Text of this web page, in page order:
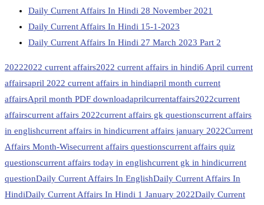
Daily Current Affairs In Hindi 28 November 2021
Daily Current Affairs In Hindi 15-1-2023
Daily Current Affairs In Hindi 27 March 2023 Part 2
20222022 current affairs2022 current affairs in hindi6 April current
affairsapril 2022 current affairs in hindiapril month current
affairsApril month PDF downloadaprilcurrentaffairs2022current
affairscurrent affairs 2022current affairs gk questionscurrent affairs
in englishcurrent affairs in hindicurrent affairs january 2022Current
Affairs Month-Wisecurrent affairs questionscurrent affairs quiz
questionscurrent affairs today in englishcurrent gk in hindicurrent
questionDaily Current Affairs In EnglishDaily Current Affairs In
HindiDaily Current Affairs In Hindi 1 January 2022Daily Current